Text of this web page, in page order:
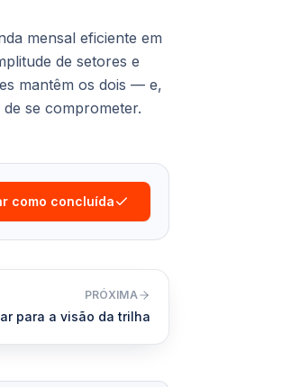
mensal eficiente em
de setores e
mantêm os dois — e,
se comprometer.
como concluída
PRÓXIMA
para a visão da trilha